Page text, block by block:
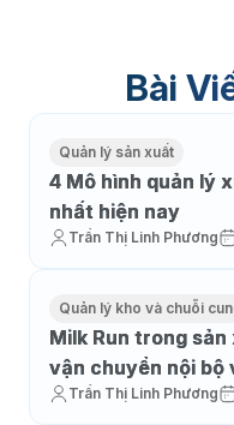
Bài
Quản lý sản xuất
4 Mô hình quản lý
nhất hiện nay
Trần Thị Linh Phương
Quản lý kho và chuỗi
Milk Run trong
vận chuyển nội bộ
Trần Thị Linh Phương